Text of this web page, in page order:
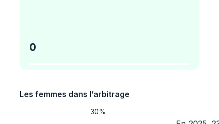
0
Les femmes dans l’arbitrage
30%